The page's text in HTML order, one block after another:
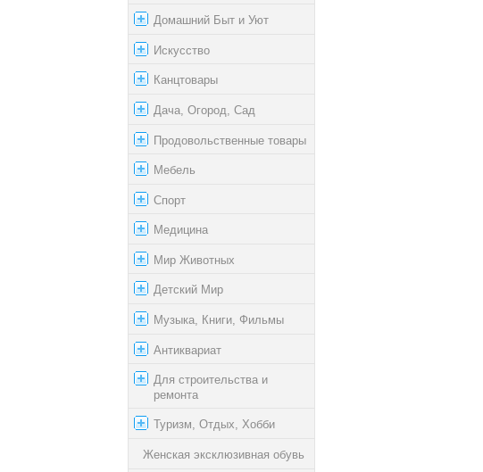
Домашний Быт и Уют
Искусство
Канцтовары
Дача, Огород, Сад
Продовольственные товары
Мебель
Спорт
Медицина
Мир Животных
Детский Мир
Музыка, Книги, Фильмы
Антиквариат
Для строительства и
ремонта
Туризм, Отдых, Хобби
Женская эксклюзивная обувь